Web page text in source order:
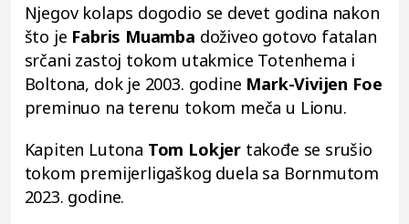
Njegov kolaps dogodio se devet godina nakon
što je Fabris Muamba doživeo gotovo fatalan
srčani zastoj tokom utakmice Totenhema i
Boltona, dok je 2003. godine Mark-Vivijen Foe
preminuo na terenu tokom meča u Lionu.
Kapiten Lutona Tom Lokjer takođe se srušio
tokom premijerligaškog duela sa Bornmutom
2023. godine.